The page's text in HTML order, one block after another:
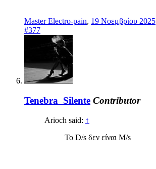
Master Electro-pain, 19 Νοεμβρίου 2025
#377
Tenebra_Silente Contributor
Arioch said: ↑
To D/s δεν είναι M/s